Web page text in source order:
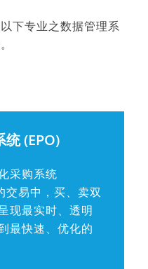
下专业之数据管理系
(EPO)
采购系统
交易中，买、卖双
现最实时、透明
最快速、优化的